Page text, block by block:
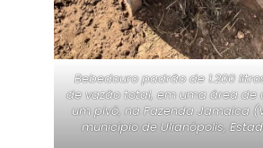
Bebedouro padrão de 1.200
de vazão total, em uma área de
um pivô, na Fazenda Jamaica
município de Ulianópolis,